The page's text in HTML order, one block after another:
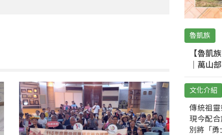
魯凱族
【魯凱
｜萬山
文化介紹
傳統祖
現今配
別將「勇